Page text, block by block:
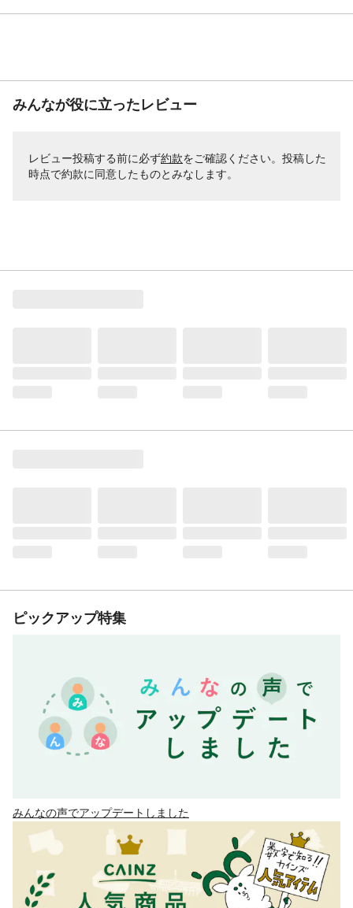
みんなが役に立ったレビュー
レビュー投稿する前に必ず約款をご確認ください。投稿した
時点で約款に同意したものとみなします。
ピックアップ特集
みんなの声でアップデートしました